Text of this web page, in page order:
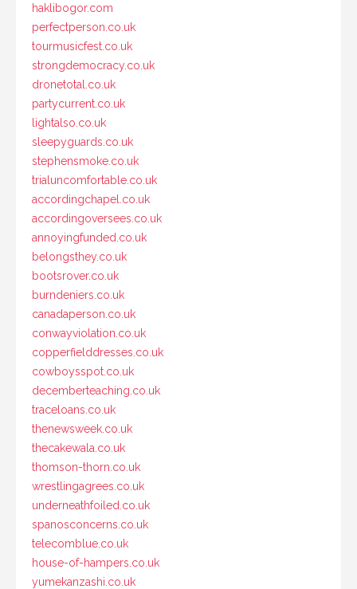
haklibogor.com
perfectperson.co.uk
tourmusicfest.co.uk
strongdemocracy.co.uk
dronetotal.co.uk
partycurrent.co.uk
lightalso.co.uk
sleepyguards.co.uk
stephensmoke.co.uk
trialuncomfortable.co.uk
accordingchapel.co.uk
accordingoversees.co.uk
annoyingfunded.co.uk
belongsthey.co.uk
bootsrover.co.uk
burndeniers.co.uk
canadaperson.co.uk
conwayviolation.co.uk
copperfielddresses.co.uk
cowboysspot.co.uk
decemberteaching.co.uk
traceloans.co.uk
thenewsweek.co.uk
thecakewala.co.uk
thomson-thorn.co.uk
wrestlingagrees.co.uk
underneathfoiled.co.uk
spanosconcerns.co.uk
telecomblue.co.uk
house-of-hampers.co.uk
yumekanzashi.co.uk